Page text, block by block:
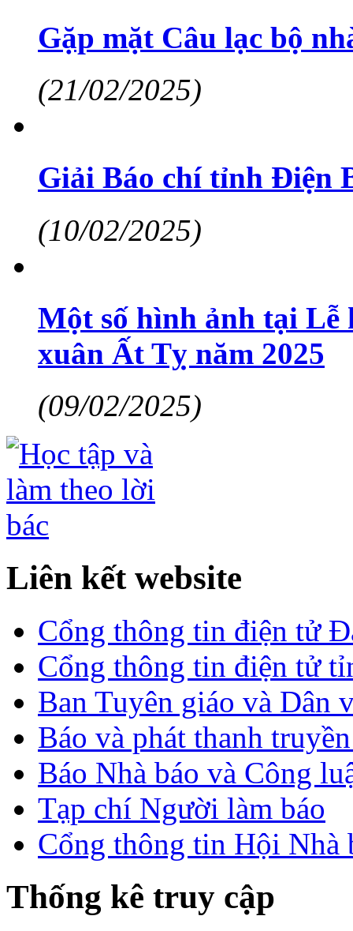
Gặp mặt Câu lạc bộ
(21/02/2025)
Giải Báo chí tỉnh Điện
(10/02/2025)
Một số hình ảnh tại Lễ
xuân Ất Tỵ năm 2025
(09/02/2025)
Liên kết website
Cổng thông tin điện tử
Cổng thông tin điện tử
Ban Tuyên giáo và Dân
Báo và phát thanh
Báo Nhà báo và Công
Tạp chí Người làm báo
Cổng thông tin Hội Nhà
Thống kê truy cập